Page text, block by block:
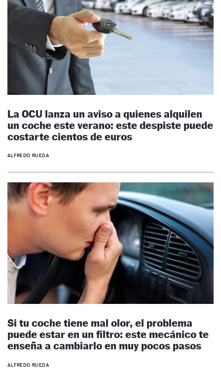
La OCU lanza un aviso a quienes alquilen
un coche este verano: este despiste puede
costarte cientos de euros
ALFREDO RUEDA
Si tu coche tiene mal olor, el problema
puede estar en un filtro: este mecánico te
enseña a cambiarlo en muy pocos pasos
ALFREDO RUEDA